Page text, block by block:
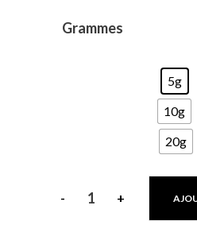
Grammes
5g
10g
20g
-
quantité
+